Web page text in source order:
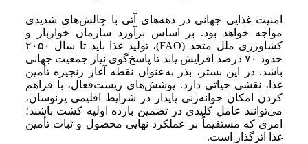
امنیت غذایی جهانی در دهه‌های آتی با چالش‌های شدیدی
مواجه خواهد بود. بر اساس برآورد سازمان خواربار و
کشاورزی ملل متحد (FAO)، تولید غذا باید تا سال ۲۰۵۰
حدود ۷۰ درصد افزایش یابد تا پاسخ‌گوی نیاز جمعیت جهانی
باشد. در این بستر، بذر به‌عنوان نقطه آغاز زنجیره تأمین
غذا، نقشی حیاتی دارد. پوشش‌های زیست‌فعال، با فراهم
کردن امکان جوانه‌زنی پایدار در شرایط اقلیمی پرنوسان،
می‌توانند عامل کلیدی در تضمین بازده اولیه کشت باشند؛
امری که مستقیماً بر عملکرد نهایی محصول و ثبات تأمین
غذا اثرگذار است.